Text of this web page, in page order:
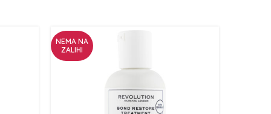
NEMA NA
ZALIHI